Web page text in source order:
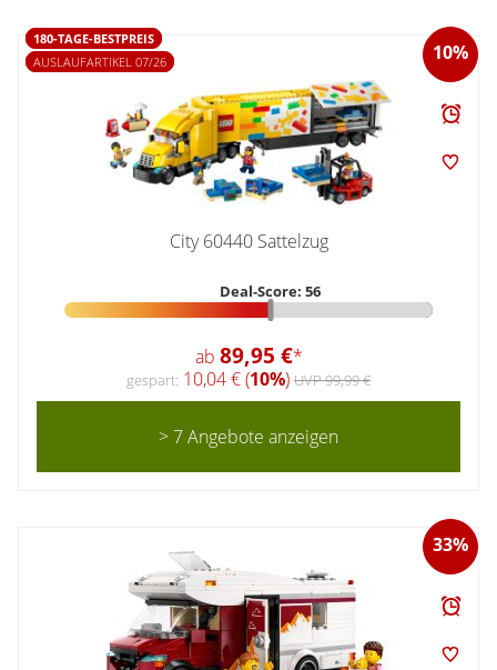
10%
180-TAGE-BESTPREIS
AUSLAUFARTIKEL 07/26
City 60440 Sattelzug
Deal-Score: 56
ab 89,95 €*
gespart: 10,04 € (10%) UVP 99,99 €
> 7 Angebote anzeigen
33%